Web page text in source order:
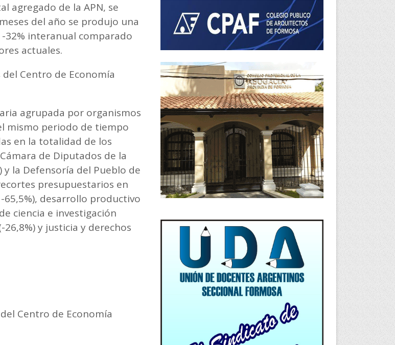
agregado de la APN, se
del año se produjo una
32% interanual comparado
actuales.
Centro de Economía
agrupada por organismos
mismo periodo de tiempo
en la totalidad de los
de Diputados de la
y la Defensoría del Pueblo de
presupuestarios en
desarrollo productivo
ciencia e investigación
26,8%) y justicia y derechos
Centro de Economía